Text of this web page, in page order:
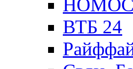
ВТБ 24